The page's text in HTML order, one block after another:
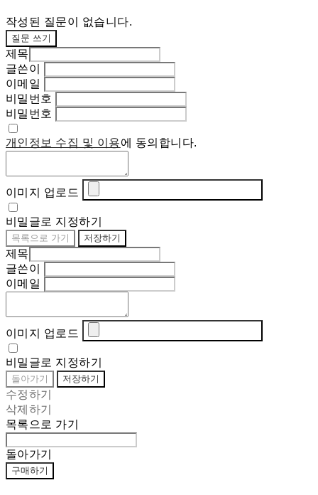
작성된 질문이 없습니다.
질문 쓰기
제목
글쓴이
이메일
비밀번호
비밀번호
개인정보 수집 및 이용에 동의합니다.
이미지 업로드
비밀글로 지정하기
목록으로 가기 저장하기
제목
글쓴이
이메일
이미지 업로드
비밀글로 지정하기
돌아가기 저장하기
수정하기
삭제하기
목록으로 가기
돌아가기
구매하기